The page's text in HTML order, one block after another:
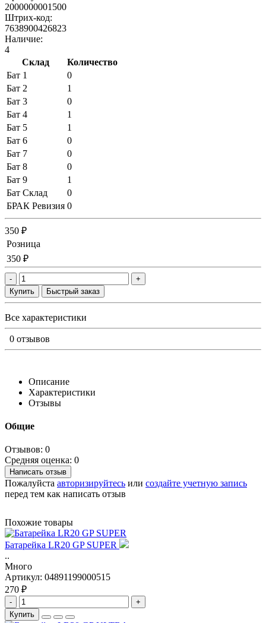
2000000001500
Штрих-код:
7638900426823
Наличие:
4
Склад
Количество
Бат 1
0
Бат 2
1
Бат 3
0
Бат 4
1
Бат 5
1
Бат 6
0
Бат 7
0
Бат 8
0
Бат 9
1
Бат Склад
0
БРАК Ревизия 0
350 ₽
Розница
350 ₽
-
+
Купить
Быстрый заказ
Все характеристики
0 отзывов
Описание
Характеристики
Отзывы
Общие
Отзывов: 0
Средняя оценка: 0
Написать отзыв
Пожалуйста авторизируйтесь или создайте учетную запись
перед тем как написать отзыв
Похожие товары
Батарейка LR20 GP SUPER
..
Много
Артикул: 04891199000515
270 ₽
-
+
Купить